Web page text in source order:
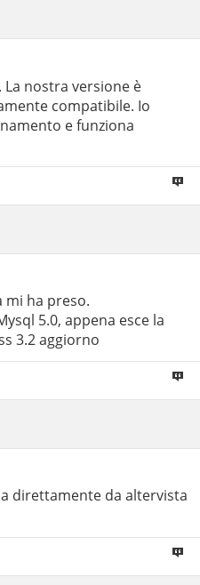
nostra versione è
compatibile. Io
e funziona
mi ha preso.
5.0, appena esce la
3.2 aggiorno
direttamente da altervista